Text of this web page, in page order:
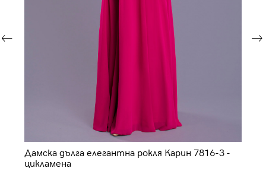
Дамска дълга елегантна рокля Карин 7816-3 -
цикламена